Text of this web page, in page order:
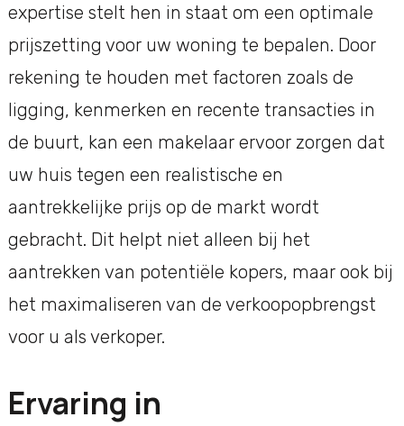
expertise stelt hen in staat om een optimale
prijszetting voor uw woning te bepalen. Door
rekening te houden met factoren zoals de
ligging, kenmerken en recente transacties in
de buurt, kan een makelaar ervoor zorgen dat
uw huis tegen een realistische en
aantrekkelijke prijs op de markt wordt
gebracht. Dit helpt niet alleen bij het
aantrekken van potentiële kopers, maar ook bij
het maximaliseren van de verkoopopbrengst
voor u als verkoper.
Ervaring in